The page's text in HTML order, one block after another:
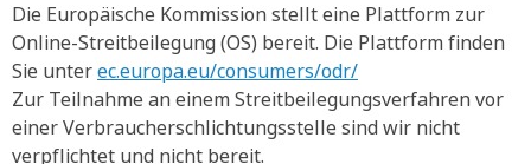
Die Europäische Kommission stellt eine Plattform zur
Online-Streitbeilegung (OS) bereit. Die Plattform finden
Sie unterec.europa.eu/consumers/odr/
Zur Teilnahme an einem Streitbeilegungsverfahren vor
einer Verbraucherschlichtungsstelle sind wir nicht
verpflichtet und nicht bereit.